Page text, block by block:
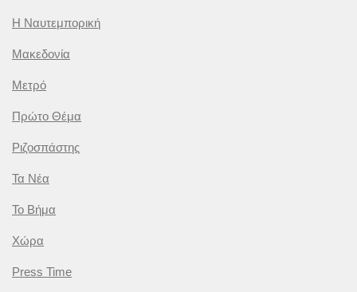
Η Ναυτεμπορική
Μακεδονία
Μετρό
Πρώτο Θέμα
Ριζοσπάστης
Τα Νέα
Το Βήμα
Χώρα
Press Time